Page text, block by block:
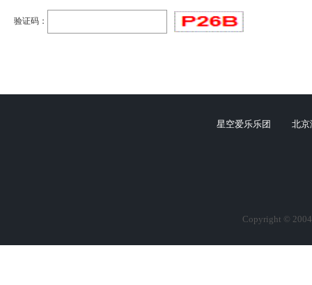
验证码：
星空爱乐乐团 北京
Copyright ©